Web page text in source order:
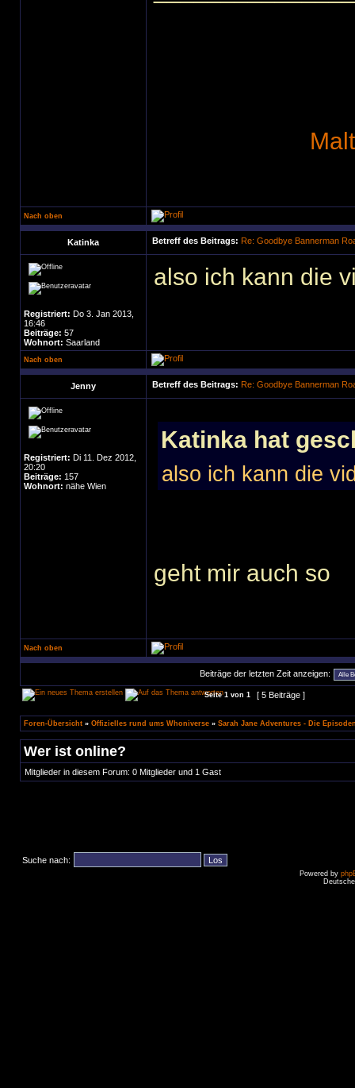
Nach oben
Katinka Betreff des Beitrags: Re: Goodbye Bannerman
Registriert: Do 3. Jan 2013,
16:46
Beiträge: 57
Wohnort: Saarland
also ich kann die
Nach oben
Jenny Betreff des Beitrags: Re: Goodbye Bannerman
Registriert: Di 11. Dez 2012,
20:20
Beiträge: 157
Wohnort: nähe Wien
Katinka hat
also ich kann die
geht mir auch so
Nach oben
Beiträge der letzten Zeit anzeigen:
Seite1 von 1 [ 5 Beiträge ]
Foren-Übersicht » Offizielles rund ums Whoniverse » Sarah Jane Adventures - Die
Wer ist online?
Mitglieder in diesem Forum: 0 Mitglieder und 1 Gast
Suche nach:
Powered by